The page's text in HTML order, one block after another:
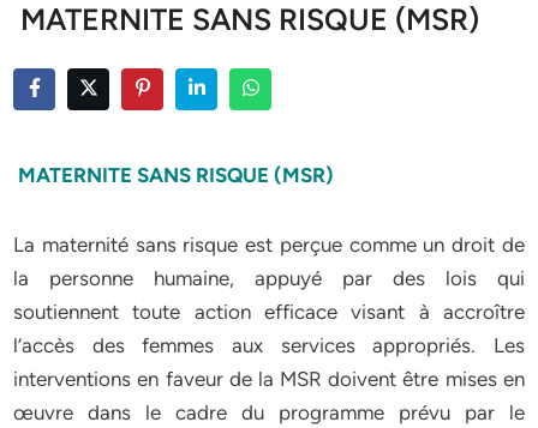
MATERNITE SANS RISQUE (MSR)
MATERNITE SANS RISQUE (MSR)
La maternité sans risque est perçue comme un droit de
la personne humaine, appuyé par des lois qui
soutiennent toute action efficace visant à accroître
l’accès des femmes aux services appropriés. Les
interventions en faveur de la MSR doivent être mises en
œuvre dans le cadre du programme prévu par le